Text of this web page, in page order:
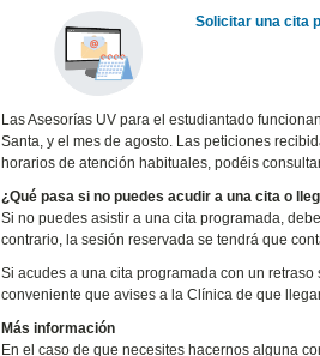
Solicitar una cita
Las Asesorías UV para el estudiantado
Santa, y el mes de agosto. Las peticiones
horarios de atención habituales, podéis
¿Qué pasa si no puedes acudir a una cita o
Si no puedes asistir a una cita programada,
contrario, la sesión reservada se tendrá que
Si acudes a una cita programada con un
conveniente que avises a la Clínica de que
Más información
En el caso de que necesites hacernos alguna